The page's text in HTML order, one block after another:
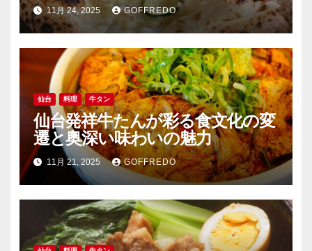
11月 24, 2025 GOFFREDO
仙台 料理 牛タン
仙台発祥牛たんが彩る食文化の変
遷と奥深い味わいの魅力
11月 21, 2025 GOFFREDO